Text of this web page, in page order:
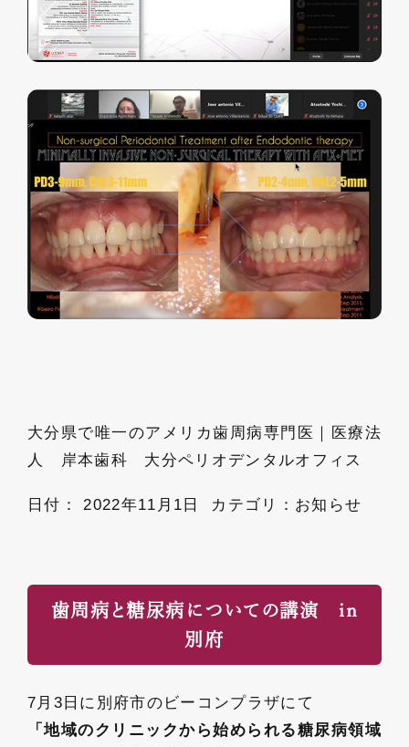
大分県で唯一のアメリカ歯周病専門医｜医療法
人 岸本歯科 大分ペリオデンタルオフィス
日付：2022年11月1日 カテゴリ： お知らせ
歯周病と糖尿病についての講演 in
別府
7月3日に別府市のビーコンプラザにて
「地域のクリニックから始められる糖尿病領域